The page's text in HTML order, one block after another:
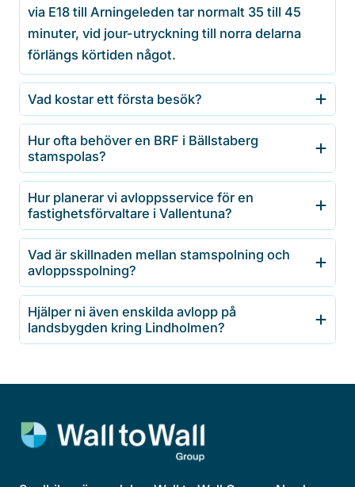
via E18 till Arningeleden tar normalt 35 till 45
minuter, vid jour-utryckning till norra delarna
förlängs körtiden något.
Vad kostar ett första besök?
Hur ofta behöver en BRF i Bällstaberg
stamspolas?
Hur planerar vi avloppsservice för en
fastighetsförvaltare i Vallentuna?
Vad är skillnaden mellan stamspolning och
avloppsspolning?
Hjälper ni även enskilda avlopp på
landsbygden kring Lindholmen?